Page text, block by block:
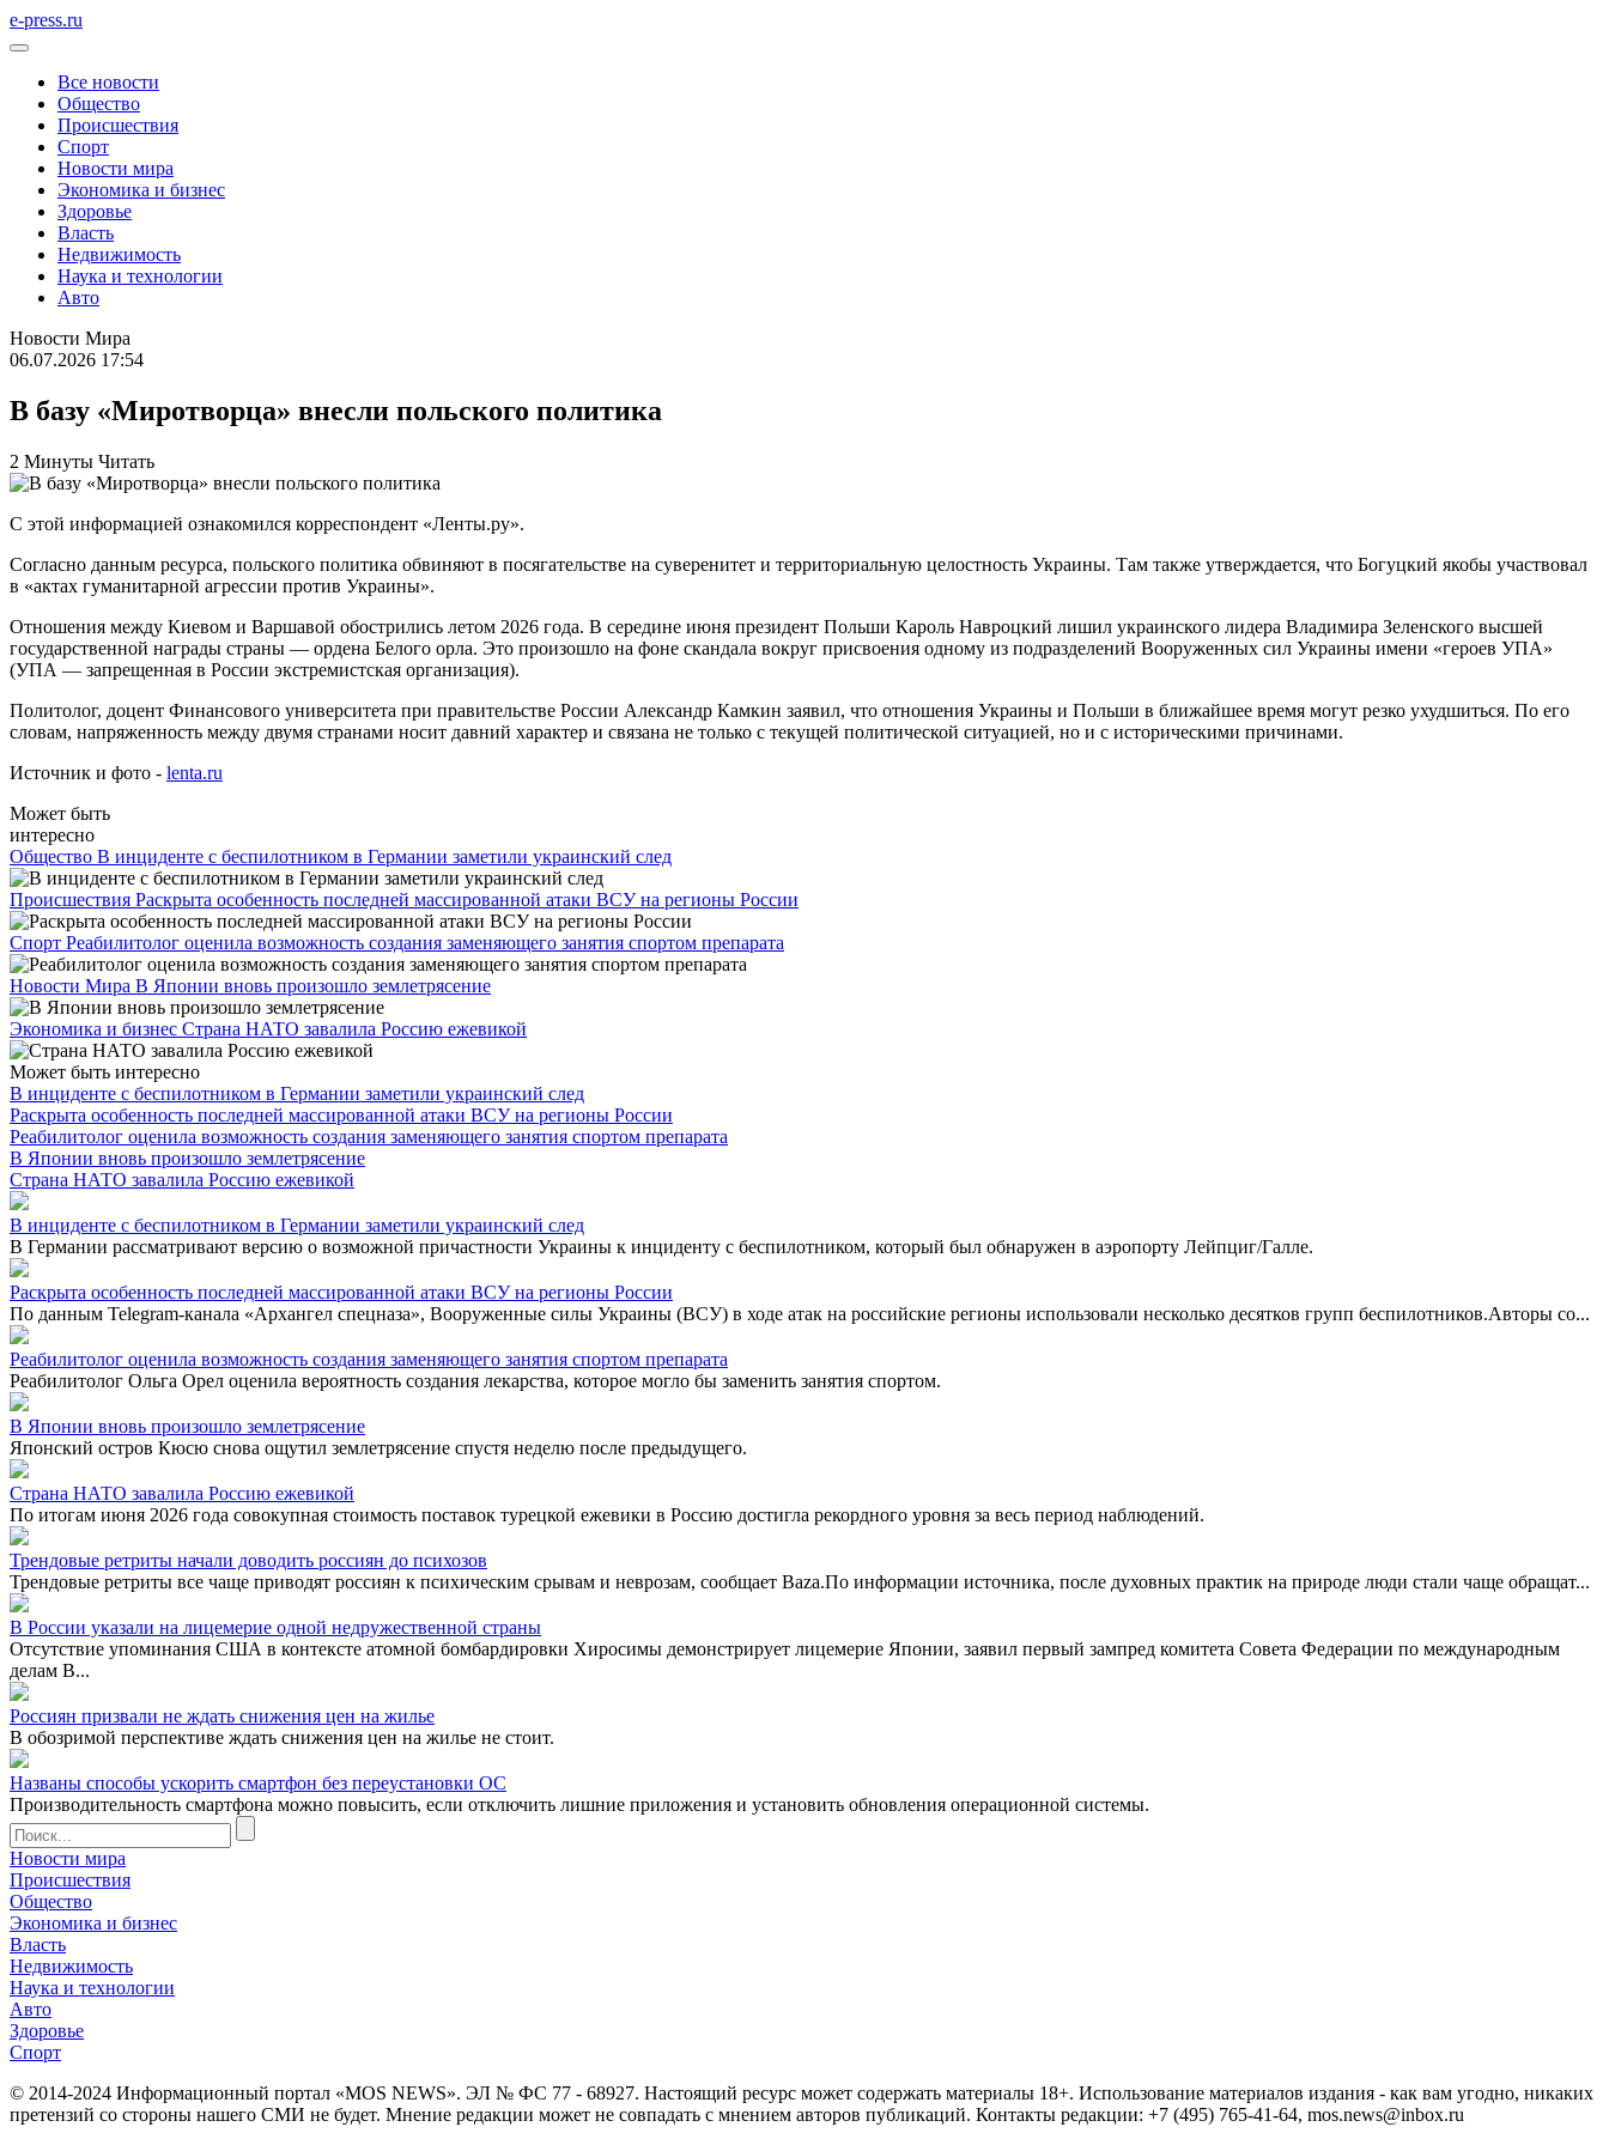
e-press.ru
Все новости
Общество
Происшествия
Спорт
Новости мира
Экономика и бизнес
Здоровье
Власть
Недвижимость
Наука и технологии
Авто
Новости Мира
06.07.2026 17:54
В базу «Миротворца» внесли польского политика
2 Минуты Читать
С этой информацией ознакомился корреспондент «Ленты.ру».
Согласно данным ресурса, польского политика обвиняют в посягательстве на суверенитет и территориальную целостность Украины. Там также утверждается, что Богуцкий якобы участвовал
в «актах гуманитарной агрессии против Украины».
Отношения между Киевом и Варшавой обострились летом 2026 года. В середине июня президент Польши Кароль Навроцкий лишил украинского лидера Владимира Зеленского высшей
государственной награды страны — ордена Белого орла. Это произошло на фоне скандала вокруг присвоения одному из подразделений Вооруженных сил Украины имени «героев УПА»
(УПА — запрещенная в России экстремистская организация).
Политолог, доцент Финансового университета при правительстве России Александр Камкин заявил, что отношения Украины и Польши в ближайшее время могут резко ухудшиться. По его
словам, напряженность между двумя странами носит давний характер и связана не только с текущей политической ситуацией, но и с историческими причинами.
Источник и фото - lenta.ru
Может быть
интересно
Общество В инциденте с беспилотником в Германии заметили украинский след
Происшествия Раскрыта особенность последней массированной атаки ВСУ на регионы России
Спорт Реабилитолог оценила возможность создания заменяющего занятия спортом препарата
Новости Мира В Японии вновь произошло землетрясение
Экономика и бизнес Страна НАТО завалила Россию ежевикой
Может быть интересно
В инциденте с беспилотником в Германии заметили украинский след
Раскрыта особенность последней массированной атаки ВСУ на регионы России
Реабилитолог оценила возможность создания заменяющего занятия спортом препарата
В Японии вновь произошло землетрясение
Страна НАТО завалила Россию ежевикой
В инциденте с беспилотником в Германии заметили украинский след
В Германии рассматривают версию о возможной причастности Украины к инциденту с беспилотником, который был обнаружен в аэропорту Лейпциг/Галле.
Раскрыта особенность последней массированной атаки ВСУ на регионы России
По данным Telegram-канала «Архангел спецназа», Вооруженные силы Украины (ВСУ) в ходе атак на российские регионы использовали несколько десятков групп беспилотников.Авторы со...
Реабилитолог оценила возможность создания заменяющего занятия спортом препарата
Реабилитолог Ольга Орел оценила вероятность создания лекарства, которое могло бы заменить занятия спортом.
В Японии вновь произошло землетрясение
Японский остров Кюсю снова ощутил землетрясение спустя неделю после предыдущего.
Страна НАТО завалила Россию ежевикой
По итогам июня 2026 года совокупная стоимость поставок турецкой ежевики в Россию достигла рекордного уровня за весь период наблюдений.
Трендовые ретриты начали доводить россиян до психозов
Трендовые ретриты все чаще приводят россиян к психическим срывам и неврозам, сообщает Baza.По информации источника, после духовных практик на природе люди стали чаще обращат...
В России указали на лицемерие одной недружественной страны
Отсутствие упоминания США в контексте атомной бомбардировки Хиросимы демонстрирует лицемерие Японии, заявил первый зампред комитета Совета Федерации по международным
делам В...
Россиян призвали не ждать снижения цен на жилье
В обозримой перспективе ждать снижения цен на жилье не стоит.
Названы способы ускорить смартфон без переустановки ОС
Производительность смартфона можно повысить, если отключить лишние приложения и установить обновления операционной системы.
Новости мира
Происшествия
Общество
Экономика и бизнес
Власть
Недвижимость
Наука и технологии
Авто
Здоровье
Спорт
© 2014-2024 Информационный портал «MOS NEWS». ЭЛ № ФС 77 - 68927. Настоящий ресурс может содержать материалы 18+. Использование материалов издания - как вам угодно, никаких
претензий со стороны нашего СМИ не будет. Мнение редакции может не совпадать с мнением авторов публикаций. Контакты редакции: +7 (495) 765-41-64, mos.news@inbox.ru